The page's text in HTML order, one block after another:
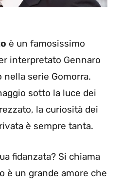
è un famosissimo
interpretato Gennaro
nella serie Gomorra.
sotto la luce dei
la curiosità dei
è sempre tanta.
fidanzata? Si chiama
è un grande amore che